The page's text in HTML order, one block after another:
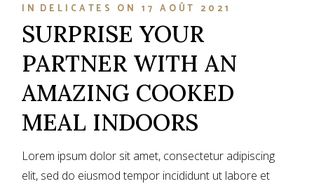
IN DELICATES ON 17 AOÛT 2021
SURPRISE YOUR
PARTNER WITH AN
AMAZING COOKED
MEAL INDOORS
Lorem ipsum dolor sit amet, consectetur adipiscing
elit, sed do eiusmod tempor incididunt ut labore et